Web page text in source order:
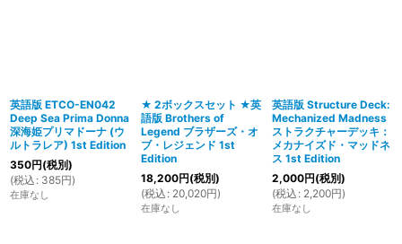
英語版 ETCO-EN042
Deep Sea Prima Donna
深海姫プリマドーナ (ウ
ルトラレア) 1st Edition
350円(税別)
(税込 : 385円)
在庫なし
★ 2ボックスセット ★英
語版 Brothers of
Legend ブラザーズ・オ
ブ・レジェンド 1st
Edition
18,200円(税別)
(税込 : 20,020円)
在庫なし
英語版 Structure Deck:
Mechanized Madness
ストラクチャーデッキ：
メカナイズド・マッドネ
ス 1st Edition
2,000円(税別)
(税込 : 2,200円)
在庫なし